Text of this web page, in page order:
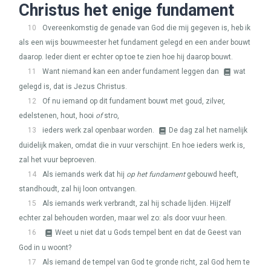
Christus het enige fundament
10
Overeenkomstig de genade van God die mij gegeven is, heb ik
als een wijs bouwmeester het fundament gelegd en een ander bouwt
daarop. Ieder dient er echter op toe te zien hoe hij daarop bouwt.
11
Want niemand kan een ander fundament leggen dan
wat
gelegd is, dat is Jezus Christus.
12
Of nu iemand op dit fundament bouwt met goud, zilver,
edelstenen, hout, hooi ofstro,
13
ieders werk zal openbaar worden.
De dag zal het namelijk
duidelijk maken, omdat die in vuur verschijnt. En hoe ieders werk is,
zal het vuur beproeven.
14
Als iemands werk dat hij op het fundamentgebouwd heeft,
standhoudt, zal hij loon ontvangen.
15
Als iemands werk verbrandt, zal hij schade lijden. Hijzelf
echter zal behouden worden, maar wel zo: als door vuur heen.
16
Weet u niet dat u Gods tempel bent en dat de Geest van
God in u woont?
17
Als iemand de tempel van God te gronde richt, zal God hem te